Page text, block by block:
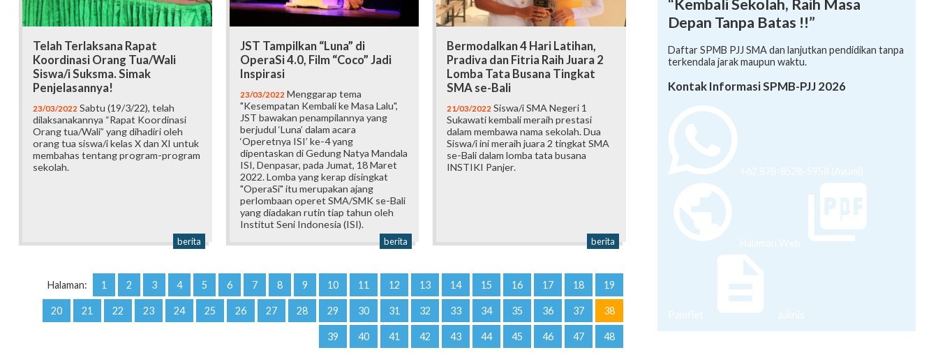
Telah Terlaksana Rapat
Koordinasi Orang Tua/Wali
Siswa/i Suksma. Simak
Penjelasannya!
23/03/2022 Sabtu (19/3/22), telah
dilaksanakannya “Rapat Koordinasi
Orang tua/Wali” yang dihadiri oleh
orang tua siswa/i kelas X dan XI untuk
membahas tentang program-program
sekolah.
berita
JST Tampilkan “Luna” di
OperaSi 4.0, Film “Coco” Jadi
Inspirasi
23/03/2022 Menggarap tema
"Kesempatan Kembali ke Masa Lalu",
JST bawakan penampilannya yang
berjudul ‘Luna’ dalam acara
‘Operetnya ISI’ ke-4 yang
dipentaskan di Gedung Natya Mandala
ISI, Denpasar, pada Jumat, 18 Maret
2022. Lomba yang kerap disingkat
"OperaSi" itu merupakan ajang
perlombaan operet SMA/SMK se-Bali
yang diadakan rutin tiap tahun oleh
Institut Seni Indonesia (ISI).
berita
Bermodalkan 4 Hari Latihan,
Pradiva dan Fitria Raih Juara 2
Lomba Tata Busana Tingkat
SMA se-Bali
21/03/2022 Siswa/i SMA Negeri 1
Sukawati kembali meraih prestasi
dalam membawa nama sekolah. Dua
Siswa/i ini meraih juara 2 tingkat SMA
se-Bali dalam lomba tata busana
INSTIKI Panjer.
berita
Halaman: 1 2 3 4 5 6 7 8 9 10 11 12 13 14 15 16 17 18 19
20 21 22 23 24 25 26 27 28 29 30 31 32 33 34 35 36 37 38
39 40 41 42 43 44 45 46 47 48
“Kembali Sekolah, Raih Masa
Depan Tanpa Batas !!”
Daftar SPMB PJJ SMA dan lanjutkan pendidikan tanpa
terkendala jarak maupun waktu.
Kontak Informasi SPMB-PJJ 2026
+62 878-8528-5958 (Ayumi)
Halaman Web
Pamflet Juknis